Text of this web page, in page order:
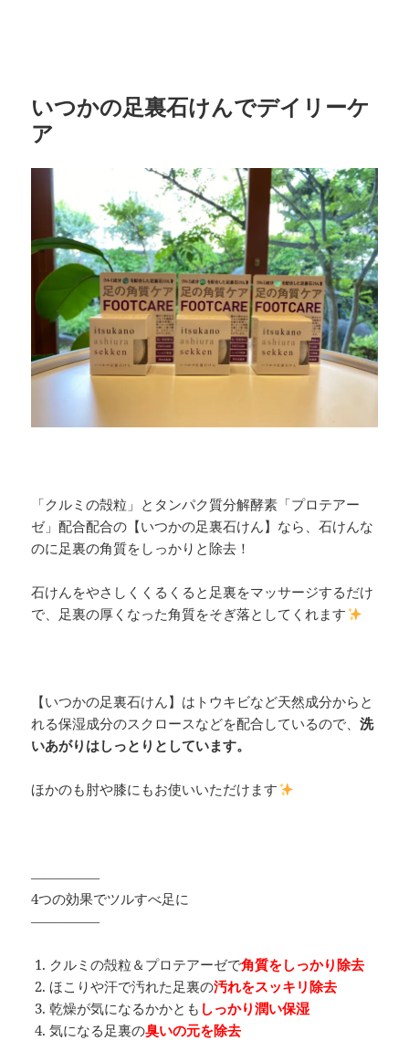
いつかの足裏石けんでデイリーケ
ア
「クルミの殻粒」とタンパク質分解酵素「プロテアー
ゼ」配合配合の【いつかの足裏石けん】なら、石けんな
のに足裏の角質をしっかりと除去！
石けんをやさしくくるくると足裏をマッサージするだけ
で、足裏の厚くなった角質をそぎ落としてくれます
【いつかの足裏石けん】はトウキビなど天然成分からと
れる保湿成分のスクロースなどを配合しているので、洗
いあがりはしっとりとしています。
ほかのも肘や膝にもお使いいただけます
―――――
4つの効果でツルすべ足に
―――――
クルミの殻粒＆プロテアーゼで角質をしっかり除去
ほこりや汗で汚れた足裏の汚れをスッキリ除去
乾燥が気になるかかとも しっかり潤い保湿
気になる足裏の臭いの元を除去